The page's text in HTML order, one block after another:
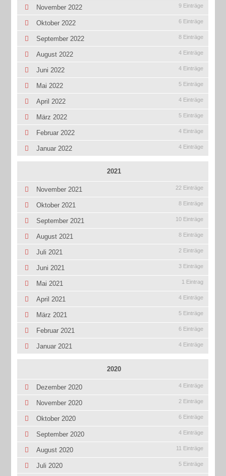
November 2022 9 Einträge
Oktober 2022 6 Einträge
September 2022 8 Einträge
August 2022 4 Einträge
Juni 2022 4 Einträge
Mai 2022 5 Einträge
April 2022 4 Einträge
März 2022 5 Einträge
Februar 2022 4 Einträge
Januar 2022 4 Einträge
2021
November 2021 22 Einträge
Oktober 2021 8 Einträge
September 2021 10 Einträge
August 2021 8 Einträge
Juli 2021 2 Einträge
Juni 2021 3 Einträge
Mai 2021 1 Eintrag
April 2021 4 Einträge
März 2021 5 Einträge
Februar 2021 6 Einträge
Januar 2021 4 Einträge
2020
Dezember 2020 4 Einträge
November 2020 2 Einträge
Oktober 2020 6 Einträge
September 2020 4 Einträge
August 2020 11 Einträge
Juli 2020 5 Einträge